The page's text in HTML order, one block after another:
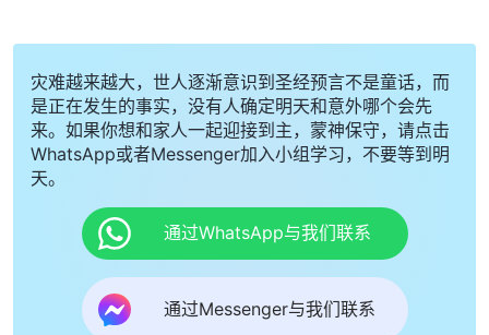
灾难越来越大，世人逐渐意识到圣经预言不是童话，而
是正在发生的事实，没有人确定明天和意外哪个会先
来。如果你想和家人一起迎接到主，蒙神保守，请点击
WhatsApp或者Messenger加入小组学习，不要等到明
天。
通过WhatsApp与我们联系
通过Messenger与我们联系